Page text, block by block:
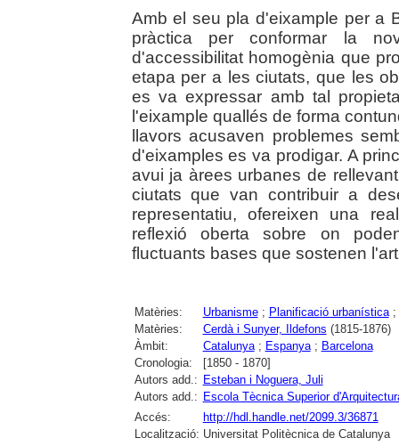
Amb el seu pla d'eixample per a
pràctica per conformar la
d'accessibilitat homogènia que
etapa per a les ciutats, que les
es va expressar amb tal
l'eixample quallés de forma
llavors acusaven problemes
d'eixamples es va prodigar. A
avui ja àrees urbanes de
ciutats que van contribuir a
representatiu, ofereixen una
reflexió oberta sobre on
fluctuants bases que sostenen
Matèries: Urbanisme; Planificació urbanística;
Matèries:
Cerdà i Sunyer, Ildefons (1815-1876)
Àmbit:
Catalunya; Espanya; Barcelona
Cronologia:
[1850 - 1870]
Autors add.: Esteban i Noguera, Juli
Autors add.: Escola Tècnica Superior
Accés:
http://hdl.handle.net/2099.3/36871
Localització: Universitat Politècnica de Catalunya